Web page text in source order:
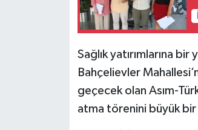
Sağlık yatırımlarına
Bahçelievler
geçecek olan Asım-
atma törenini büyük